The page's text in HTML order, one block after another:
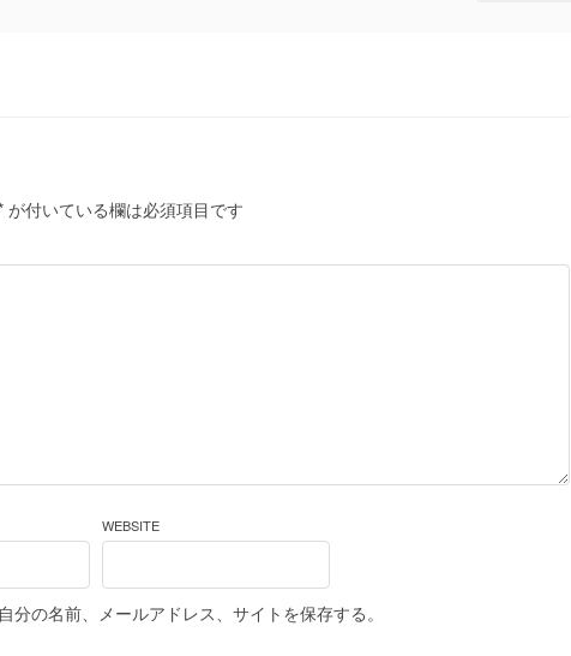
が付いている欄は必須項目です
WEBSITE
の名前、メールアドレス、サイトを保存する。